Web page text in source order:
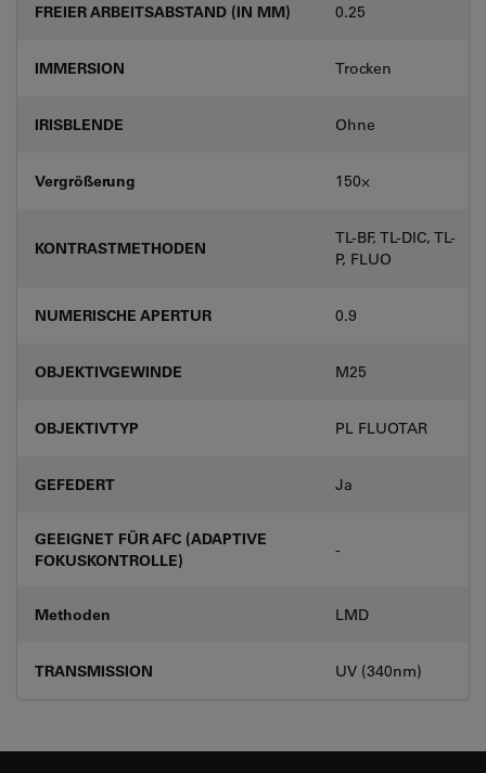
FREIER ARBEITSABSTAND (IN MM) 0.25
IMMERSION Trocken
IRISBLENDE Ohne
Vergrößerung 150⨉
KONTRASTMETHODEN
TL-BF, TL-DIC, TL-
P, FLUO
NUMERISCHE APERTUR 0.9
OBJEKTIVGEWINDE M25
OBJEKTIVTYP PL FLUOTAR
GEFEDERT Ja
GEEIGNET FÜR AFC (ADAPTIVE
FOKUSKONTROLLE)
-
Methoden LMD
TRANSMISSION UV (340nm)